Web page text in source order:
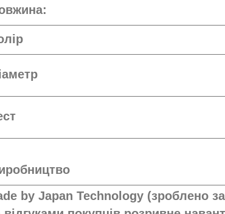
by Japan Technology (зроблено